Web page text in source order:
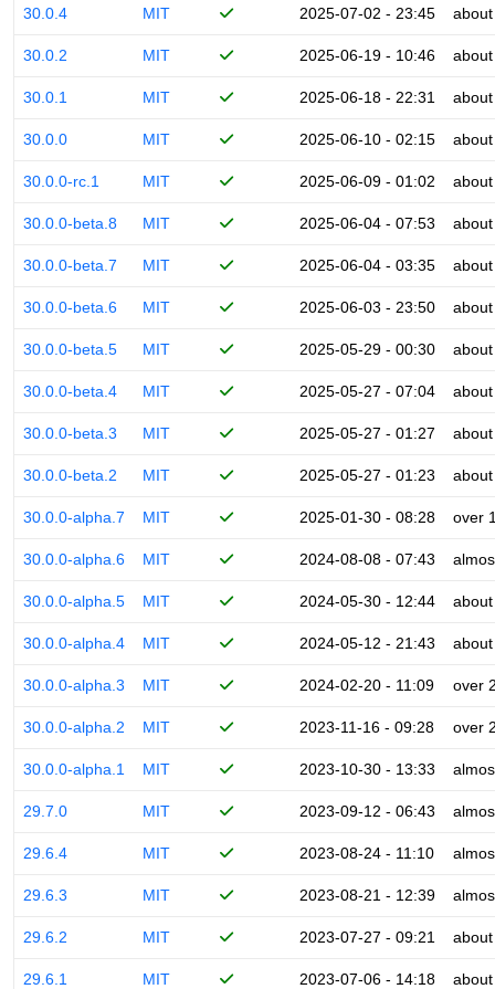
30.0.4 MIT 2025-07-02 - 23:45
30.0.2 MIT 2025-06-19 - 10:46
30.0.1 MIT 2025-06-18 - 22:31
30.0.0 MIT 2025-06-10 - 02:15
30.0.0-rc.1 MIT 2025-06-09 - 01:02
30.0.0-beta.8 MIT 2025-06-04 - 07:53
30.0.0-beta.7 MIT 2025-06-04 - 03:35
30.0.0-beta.6 MIT 2025-06-03 - 23:50
30.0.0-beta.5 MIT 2025-05-29 - 00:30
30.0.0-beta.4 MIT 2025-05-27 - 07:04
30.0.0-beta.3 MIT 2025-05-27 - 01:27
30.0.0-beta.2 MIT 2025-05-27 - 01:23
30.0.0-alpha.7 MIT 2025-01-30 - 08:28 over
30.0.0-alpha.6 MIT 2024-08-08 - 07:43
30.0.0-alpha.5 MIT 2024-05-30 - 12:44
30.0.0-alpha.4 MIT 2024-05-12 - 21:43
30.0.0-alpha.3 MIT 2024-02-20 - 11:09 over
30.0.0-alpha.2 MIT 2023-11-16 - 09:28 over
30.0.0-alpha.1 MIT 2023-10-30 - 13:33
29.7.0 MIT 2023-09-12 - 06:43
29.6.4 MIT 2023-08-24 - 11:10
29.6.3 MIT 2023-08-21 - 12:39
29.6.2 MIT 2023-07-27 - 09:21
29.6.1 MIT 2023-07-06 - 14:18